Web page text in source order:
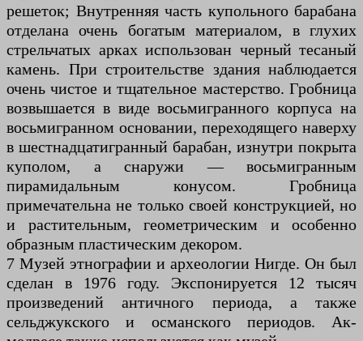
решеток; Внутренняя часть купольного барабана
отделана очень богатым материалом, в глухих
стрельчатых арках использован черный тесаный
камень. При строительстве здания наблюдается
очень чистое и тщательное мастерство. Гробница
возвышается в виде восьмигранного корпуса на
восьмигранном основании, переходящего наверху
в шестнадцатигранный барабан, изнутри покрыта
куполом, а снаружи — восьмигранным
пирамидальным конусом. Гробница
примечательна не только своей конструкцией, но
и растительным, геометрическим и особенно
образным пластическим декором.
7 Музей этнографии и археологии Нигде. Он был
сделан в 1976 году. Экспонируется 12 тысяч
произведений античного периода, а также
сельджукского и османского периодов. Ак-